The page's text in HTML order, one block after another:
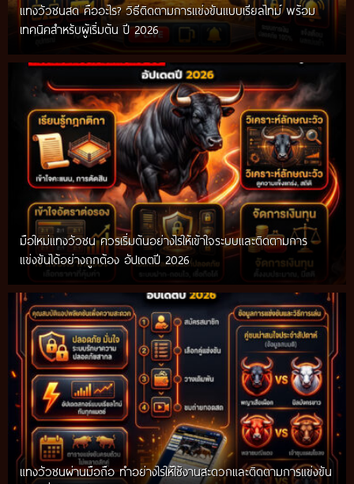
แทงวัวชนสด คืออะไร? วิธีติดตามการแข่งขันแบบเรียลไทม์ พร้อม
เทคนิคสำหรับผู้เริ่มต้น ปี 2026
มือใหม่แทงวัวชน ควรเริ่มต้นอย่างไรให้เข้าใจระบบและติดตามการ
แข่งขันได้อย่างถูกต้อง อัปเดตปี 2026
แทงวัวชนผ่านมือถือ ทำอย่างไรให้ใช้งานสะดวกและติดตามการแข่งขัน